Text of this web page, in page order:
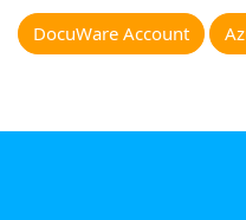
DocuWare Account